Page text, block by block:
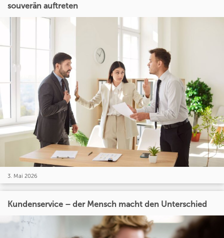
souverän auftreten
3. Mai 2026
Kundenservice – der Mensch macht den Unterschied